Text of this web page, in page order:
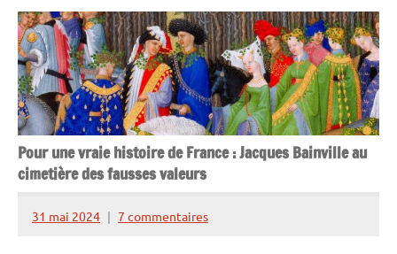
Pour une vraie histoire de France : Jacques Bainville au
cimetière des fausses valeurs
31 mai 2024
Henry
7 commentaires